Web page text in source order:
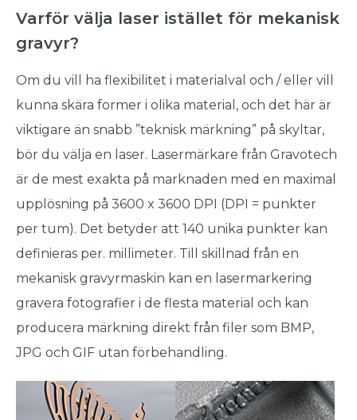
Varför välja laser istället för mekanisk
gravyr?
Om du vill ha flexibilitet i materialval och / eller vill
kunna skära former i olika material, och det här är
viktigare än snabb ”teknisk märkning” på skyltar,
bör du välja en laser. Lasermärkare från Gravotech
är de mest exakta på marknaden med en maximal
upplösning på 3600 x 3600 DPI (DPI = punkter
per tum). Det betyder att 140 unika punkter kan
definieras per. millimeter. Till skillnad från en
mekanisk gravyrmaskin kan en lasermarkering
gravera fotografier i de flesta material och kan
producera märkning direkt från filer som BMP,
JPG och GIF utan förbehandling.